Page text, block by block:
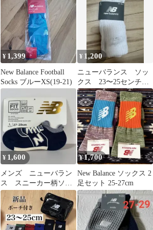
¥ 1,399
New Balance Football
Socks ブルーXS(19-21)
¥ 1,200
ニューバランス ソッ
クス 23〜25センチ
未使用
¥ 1,600
メンズ ニューバラン
ス スニーカー柄ソッ
クス L 27cm 28cm
29cm
¥1,700
New Balance ソックス 2
足セット 25-27cm